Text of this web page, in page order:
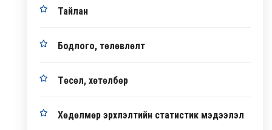
Тайлан
Бодлого, төлөвлөлт
Төсөл, хөтөлбөр
Хөдөлмөр эрхлэлтийн статистик мэдээлэл